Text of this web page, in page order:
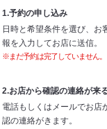
1.予約の申し込み
日時と希望条件を選び、お
報を入力してお店に送信。
※まだ予約は完了していません。
2.お店から確認の連絡が来
電話もしくはメールでお店
認の連絡がきます。